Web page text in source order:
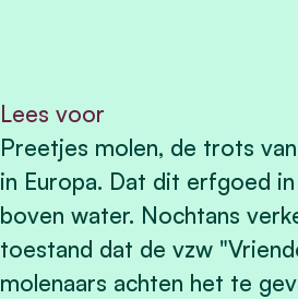
Lees voor
Preetjes molen, de trots
in Europa. Dat dit erfgoed
boven water. Nochtans
toestand dat de vzw
molenaars achten het te